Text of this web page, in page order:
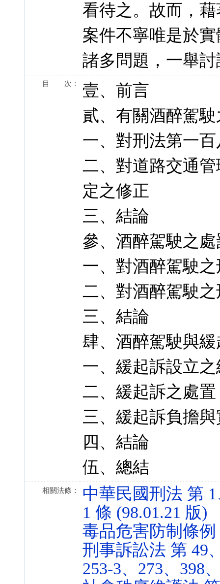
看待之。故而，
案件不寧唯是於
諸多問題，一舉
目 次：
壹、前言
貳、有關酒醉駕
一、對刑法第一
二、對道路交通
定之修正
三、結論
參、酒醉駕駛之
一、對酒醉駕駛
二、對酒醉駕駛
三、結論
肆、酒醉駕駛與
一、緩起訴設立
二、緩起訴之處置
三、緩起訴負擔
四、結論
伍、總結
相關法條：
中華民國刑法 第 1
1 條 (98.01.21 版)
毒品危害防制條例
刑事訴訟法 第 49
253-3、273、398